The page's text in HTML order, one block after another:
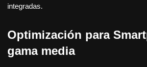
integradas.
Optimización para
gama media